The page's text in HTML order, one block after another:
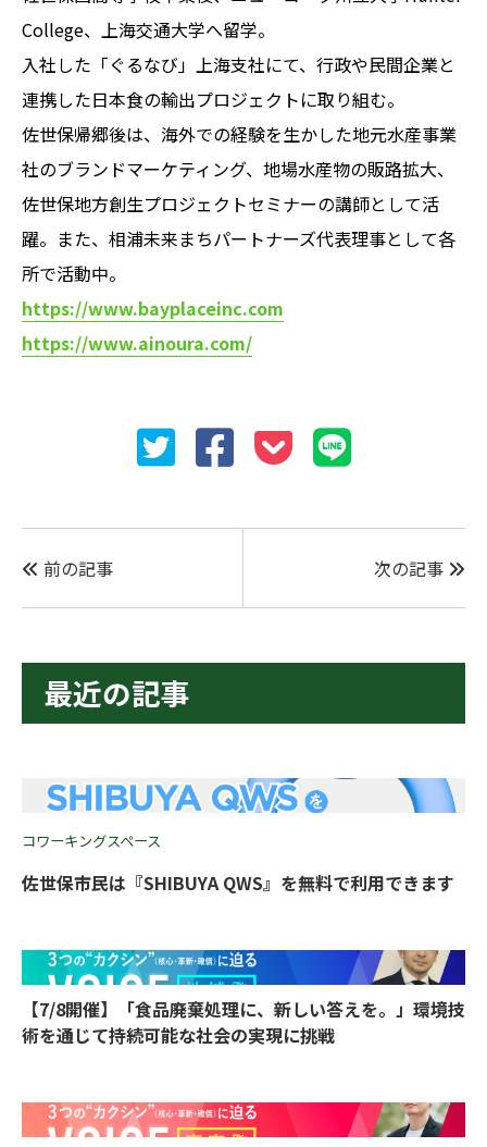
College、上海交通大学へ留学。
入社した「ぐるなび」上海支社にて、行政や民間企業と
連携した日本食の輸出プロジェクトに取り組む。
佐世保帰郷後は、海外での経験を生かした地元水産事業
社のブランドマーケティング、地場水産物の販路拡大、
佐世保地方創生プロジェクトセミナーの講師として活
躍。また、相浦未来まちパートナーズ代表理事として各
所で活動中。
https://www.bayplaceinc.com
https://www.ainoura.com/
前の記事 次の記事
最近の記事
コワーキングスペース
佐世保市民は『SHIBUYA QWS』を無料で利用できます
【7/8開催】「食品廃棄処理に、新しい答えを。」環境技
術を通じて持続可能な社会の実現に挑戦